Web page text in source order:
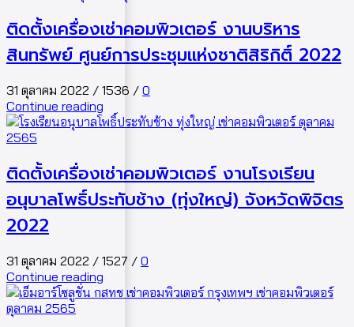
ติดตั้งเครื่องเช่าคอมพิวเตอร์ งานบริหาร
สินทรัพย์ ศูนย์การประชุมแห่งชาติสิริกิติ์ 2022
31 ตุลาคม 2022 / 1536 / 0
Continue reading
ติดตั้งเครื่องเช่าคอมพิวเตอร์ งานโรงเรียน
อนุบาลโพธิ์ประทับช้าง (ทุ่งใหญ่) จังหวัดพิจิตร
2022
31 ตุลาคม 2022 / 1527 / 0
Continue reading